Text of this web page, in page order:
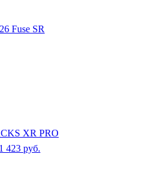
Fuse SR
XR PRO
1 423 руб.